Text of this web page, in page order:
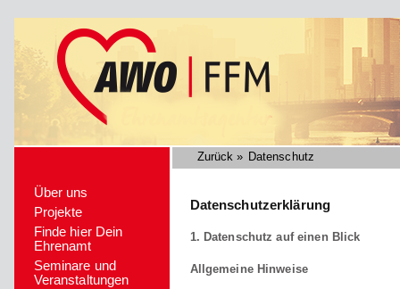
Über uns
Projekte
Finde hier Dein
Ehrenamt
Seminare und
Veranstaltungen
Zurück » Datenschutz
Datenschutzerklärung
1. Datenschutz auf einen Blick
Allgemeine Hinweise